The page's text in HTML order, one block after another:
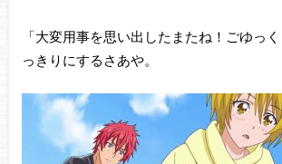
「大変用事を思い出したまたね！ごゆっ
っきりにするさあや。